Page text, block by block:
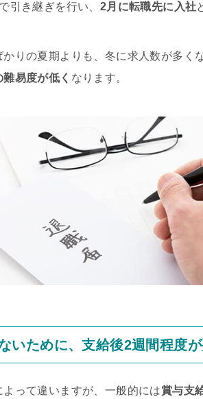
引き継ぎを行い、 2月に転職先に入社
りの夏期よりも、冬に求人数が多く
易度が低く なります。
いために、支給後2週間程度が
って違いますが、一般的には賞与支